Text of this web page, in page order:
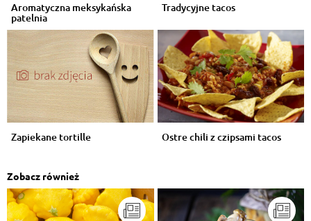
Aromatyczna meksykańska
patelnia
Tradycyjne tacos
Zapiekane tortille Ostre chili z czipsami tacos
Zobacz również